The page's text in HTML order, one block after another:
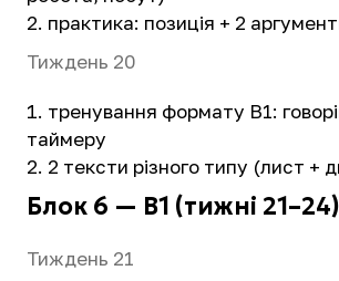
практика: позиція + 2
Тиждень 20
тренування формату B1:
таймеру
2 тексти різного типу (лист +
Блок 6 — B1 (тижні 21–24)
Тиждень 21